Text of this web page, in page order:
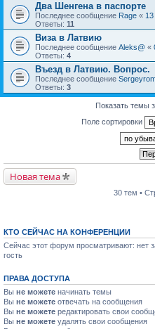
Два Шенгена в паспорте
Последнее сообщение Rage «
Ответы: 11
Виза в Латвию
Последнее сообщение Aleks@ «
Ответы: 4
Въезд в Латвию. Вопрос.
Последнее сообщение
Ответы: 3
Показать темы
Поле сортировки
Новая тема
30 тем •
КТО СЕЙЧАС НА КОНФЕРЕНЦИИ
Сейчас этот форум просматривают: нет
гость
ПРАВА ДОСТУПА
Вы не можете начинать темы
Вы не можете отвечать на сообщения
Вы не можете редактировать свои
Вы не можете удалять свои сообщения